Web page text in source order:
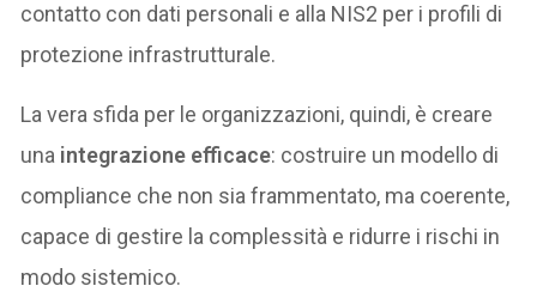
contatto con dati personali e alla NIS2 per i profili di
protezione infrastrutturale.
La vera sfida per le organizzazioni, quindi, è creare
una integrazione efficace: costruire un modello di
compliance che non sia frammentato, ma coerente,
capace di gestire la complessità e ridurre i rischi in
modo sistemico.